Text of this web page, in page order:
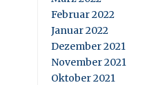
Februar 2022
Januar 2022
Dezember 2021
November 2021
Oktober 2021